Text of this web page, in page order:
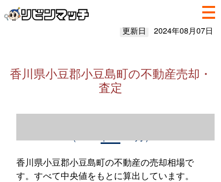
更新日 2024年08月07日
香川県小豆郡小豆島町の不動産売却・
査定
香川県小豆郡小豆島町の不動産の売却相場で
す。すべて中央値をもとに算出しています。